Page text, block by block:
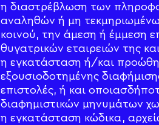
η διαστρέβλωση των
αναληθών ή μη
κοινού, την άμεση ή έμμεση
θυγατρικών εταιρειών της
η εγκατάσταση ή/και
εξουσιοδοτημένης
επιστολές, ή και
διαφημιστικών μηνυμάτων
η εγκατάσταση κώδικα,